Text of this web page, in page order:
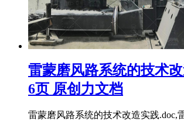
雷蒙磨风路系统的技术
6页 原创力文档
雷蒙磨风路系统的技术改造实践.doc,